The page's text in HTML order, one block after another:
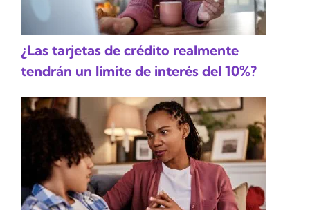
¿Las tarjetas de crédito realmente
tendrán un límite de interés del 10%?